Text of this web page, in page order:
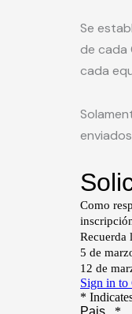
Se
de cada
cada